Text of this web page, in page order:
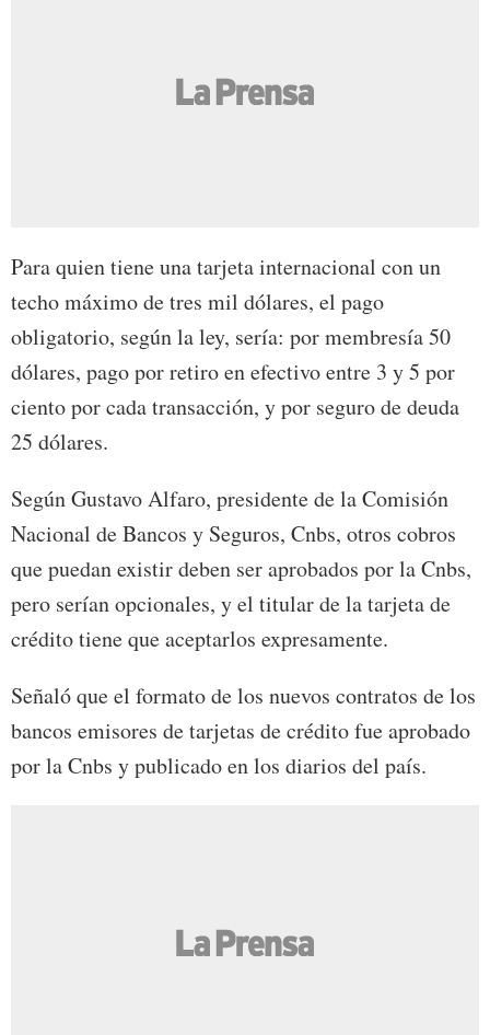
Para quien tiene una tarjeta internacional con un
techo máximo de tres mil dólares, el pago
obligatorio, según la ley, sería: por membresía 50
dólares, pago por retiro en efectivo entre 3 y 5 por
ciento por cada transacción, y por seguro de deuda
25 dólares.
Según Gustavo Alfaro, presidente de la Comisión
Nacional de Bancos y Seguros, Cnbs, otros cobros
que puedan existir deben ser aprobados por la Cnbs,
pero serían opcionales, y el titular de la tarjeta de
crédito tiene que aceptarlos expresamente.
Señaló que el formato de los nuevos contratos de los
bancos emisores de tarjetas de crédito fue aprobado
por la Cnbs y publicado en los diarios del país.